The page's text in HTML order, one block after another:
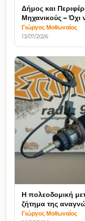
Δήμος και
Μηχανικούς – Όχι
Γιώργος Μοθωναίος
13/07/2026
Η πολεοδομική
ζήτημα της
Γιώργος Μοθωναίος